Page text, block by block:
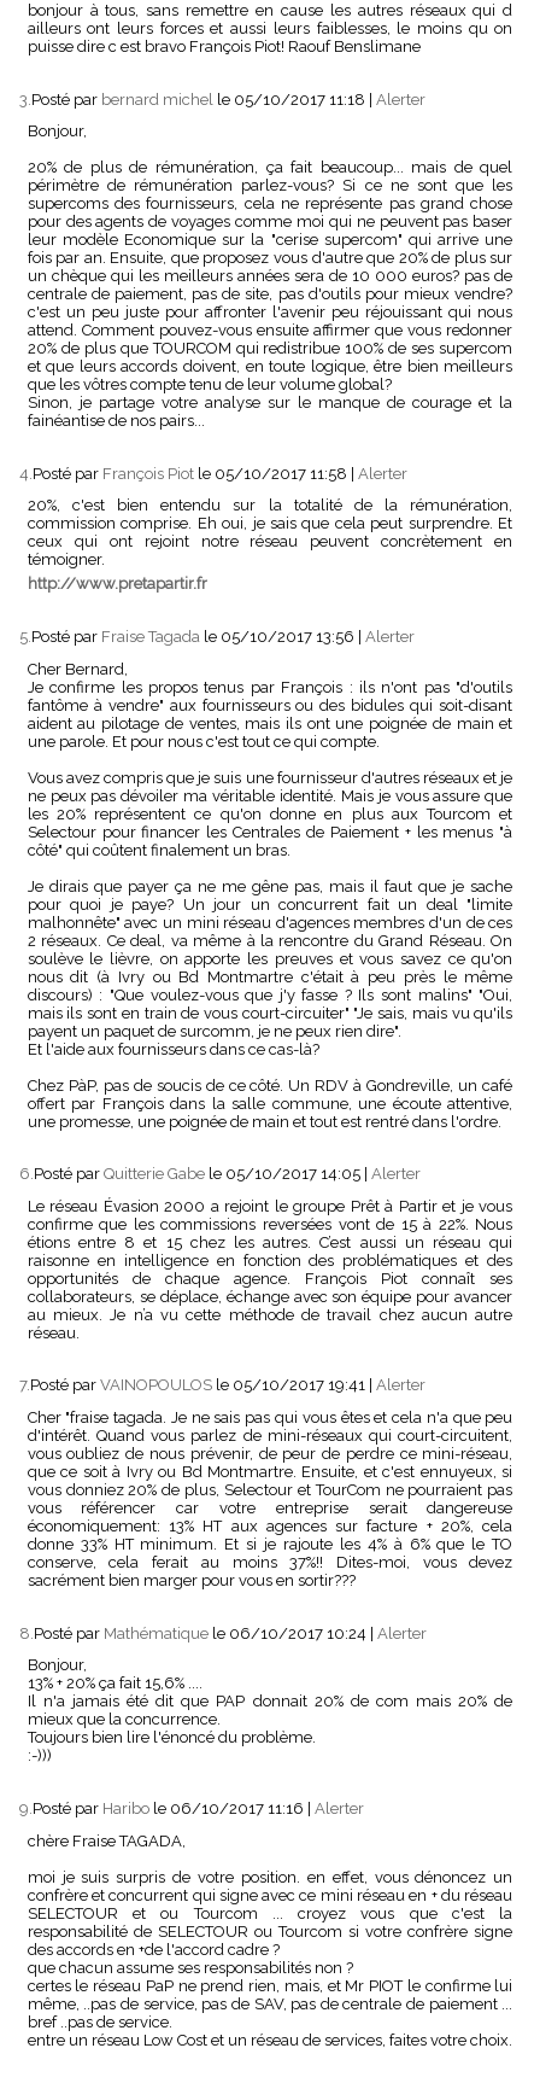
bonjour à tous, sans remettre en cause les autres réseaux qui d
ailleurs ont leurs forces et aussi leurs faiblesses, le moins qu on
puisse dire c est bravo François Piot! Raouf Benslimane
3. Posté par bernard michel le 05/10/2017 11:18 | Alerter
Bonjour,
20% de plus de rémunération, ça fait beaucoup... mais de quel
périmètre de rémunération parlez-vous? Si ce ne sont que les
supercoms des fournisseurs, cela ne représente pas grand chose
pour des agents de voyages comme moi qui ne peuvent pas baser
leur modèle Economique sur la "cerise supercom" qui arrive une
fois par an. Ensuite, que proposez vous d'autre que 20% de plus sur
un chèque qui les meilleurs années sera de 10 000 euros? pas de
centrale de paiement, pas de site, pas d'outils pour mieux vendre?
c'est un peu juste pour affronter l'avenir peu réjouissant qui nous
attend. Comment pouvez-vous ensuite affirmer que vous redonner
20% de plus que TOURCOM qui redistribue 100% de ses supercom
et que leurs accords doivent, en toute logique, être bien meilleurs
que les vôtres compte tenu de leur volume global?
Sinon, je partage votre analyse sur le manque de courage et la
fainéantise de nos pairs...
4. Posté par François Piot le 05/10/2017 11:58
Alerter
20%, c'est bien entendu sur la totalité de la rémunération,
commission comprise. Eh oui, je sais que cela peut surprendre. Et
ceux qui ont rejoint notre réseau peuvent concrètement en
témoigner.
http://www.pretapartir.fr
5. Posté par Fraise Tagada le 05/10/2017 13:56
Alerter
Cher Bernard,
Je confirme les propos tenus par François : ils n'ont pas "d'outils
fantôme à vendre" aux fournisseurs ou des bidules qui soit-disant
aident au pilotage de ventes, mais ils ont une poignée de main et
une parole. Et pour nous c'est tout ce qui compte.
Vous avez compris que je suis une fournisseur d'autres réseaux et je
ne peux pas dévoiler ma véritable identité. Mais je vous assure que
les 20% représentent ce qu'on donne en plus aux Tourcom et
Selectour pour financer les Centrales de Paiement + les menus "à
côté" qui coûtent finalement un bras.
Je dirais que payer ça ne me gêne pas, mais il faut que je sache
pour quoi je paye? Un jour un concurrent fait un deal "limite
malhonnête" avec un mini réseau d'agences membres d'un de ces
2 réseaux. Ce deal, va même à la rencontre du Grand Réseau. On
soulève le lièvre, on apporte les preuves et vous savez ce qu'on
nous dit (à Ivry ou Bd Montmartre c'était à peu près le même
discours) : "Que voulez-vous que j'y fasse ? Ils sont malins" "Oui,
mais ils sont en train de vous court-circuiter" "Je sais, mais vu qu'ils
payent un paquet de surcomm, je ne peux rien dire".
Et l'aide aux fournisseurs dans ce cas-là?
Chez PàP, pas de soucis de ce côté. Un RDV à Gondreville, un café
offert par François dans la salle commune, une écoute attentive,
une promesse, une poignée de main et tout est rentré dans l'ordre.
6.Posté par Quitterie Gabe le 05/10/2017 14:05 Alerter
Le réseau Évasion 2000 a rejoint le groupe Prêt à Partir et je vous
confirme que les commissions reversées vont de 15 à 22%. Nous
étions entre 8 et 15 chez les autres. C’est aussi un réseau qui
raisonne en intelligence en fonction des problématiques et des
opportunités de chaque agence. François Piot connaît ses
collaborateurs, se déplace, échange avec son équipe pour avancer
au mieux. Je n’a vu cette méthode de travail chez aucun autre
réseau.
7.Posté par VAINOPOULOS le 05/10/2017 19:41 Alerter
Cher "fraise tagada. Je ne sais pas qui vous êtes et cela n'a que peu
d'intérêt. Quand vous parlez de mini-réseaux qui court-circuitent,
vous oubliez de nous prévenir, de peur de perdre ce mini-réseau,
que ce soit à Ivry ou Bd Montmartre. Ensuite, et c'est ennuyeux, si
vous donniez 20% de plus, Selectour et TourCom ne pourraient pas
vous référencer car votre entreprise serait dangereuse
économiquement: 13% HT aux agences sur facture + 20%, cela
donne 33% HT minimum. Et si je rajoute les 4% à 6% que le TO
conserve, cela ferait au moins 37%!! Dites-moi, vous devez
sacrément bien marger pour vous en sortir???
8. Posté par Mathématique le 06/10/2017 10:24 | Alerter
Bonjour,
13% + 20% ça fait 15,6% ....
Il n'a jamais été dit que PAP donnait 20% de com mais 20% de
mieux que la concurrence.
Toujours bien lire l'énoncé du problème.
:-)))
9. Posté par Haribo le 06/10/2017 11:16
Alerter
chère Fraise TAGADA,
moi je suis surpris de votre position. en effet, vous dénoncez un
confrère et concurrent qui signe avec ce mini réseau en + du réseau
SELECTOUR et ou Tourcom ... croyez vous que c'est la
responsabilité de SELECTOUR ou Tourcom si votre confrère signe
des accords en +de l'accord cadre ?
que chacun assume ses responsabilités non ?
certes le réseau PaP ne prend rien, mais, et Mr PIOT le confirme lui
même, ..pas de service, pas de SAV, pas de centrale de paiement ...
bref ..pas de service.
entre un réseau Low Cost et un réseau de services, faites votre choix.